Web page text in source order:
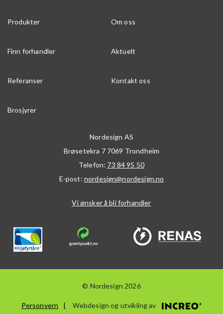
Produkter Om oss
Finn forhandler Aktuelt
Referanser Kontakt oss
Brosjyrer
Nordesign AS
Brøsetekra 7 7069 Trondheim
Telefon: 73 84 95 50
E-post: nordesign@nordesign.no
Vi ønsker å bli forhandler
© Nordesign 2026
Personvern Webdesign og utvikling av